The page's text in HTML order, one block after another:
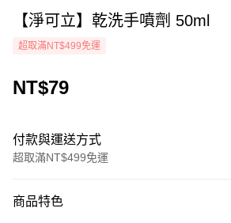
【淨可立】乾洗手噴劑 50ml
超取滿NT$499免運
NT$79
付款與運送方式
超取滿NT$499免運
icash Pay
商品特色